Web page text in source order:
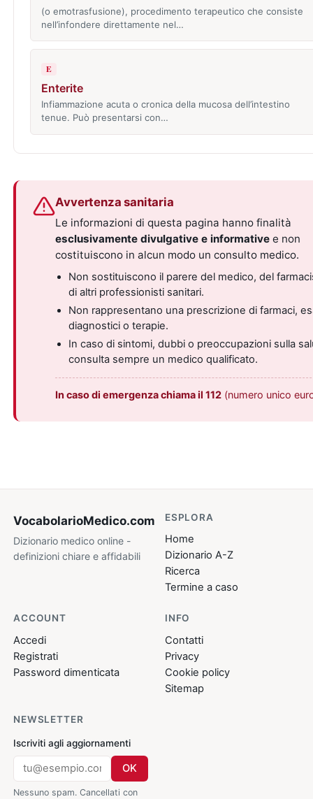
(o emotrasfusione), procedimento terapeutico che consiste
nell’infondere direttamente nel…
E
Enterite
Infiammazione acuta o cronica della mucosa dell’intestino
tenue. Può presentarsi con…
Avvertenza sanitaria
Le informazioni di questa pagina hanno finalità
esclusivamente divulgative e informative e non
costituiscono in alcun modo un consulto medico.
Non sostituiscono il parere del medico, del
di altri professionisti sanitari.
Non rappresentano una prescrizione di farmaci,
diagnostici o terapie.
In caso di sintomi, dubbi o preoccupazioni sulla
consulta sempre un medico qualificato.
In caso di emergenza chiama il 112 (numero unico
VocabolarioMedico.com
Dizionario medico online -
definizioni chiare e affidabili
ESPLORA
Home
Dizionario A-Z
Ricerca
Termine a caso
ACCOUNT
Accedi
Registrati
Password dimenticata
INFO
Contatti
Privacy
Cookie policy
Sitemap
NEWSLETTER
Iscriviti agli aggiornamenti
OK
Nessuno spam. Cancellati con